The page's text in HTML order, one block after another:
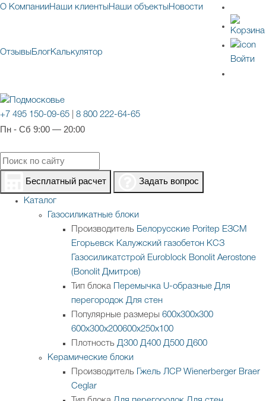
О КомпанииНаши клиентыНаши объектыНовости
ОтзывыБлогКалькулятор
Войти
+7 495 150-09-65 8 800 222-64-65
Пн - Сб 9:00 — 20:00
Бесплатный расчет Задать вопрос
Каталог
Газосиликатные блоки
Производитель Белорусские Poritep ЕЗСМ
Егорьевск Калужский газобетон КСЗ
Газосиликатстрой Euroblock Bonolit Aerostone
(Bonolit Дмитров)
Тип блока
Перемычка U-образные Для
перегородок Для стен
Популярные размеры 600х300х300
600х300х200600х250х100
Плотность Д300 Д400 Д500 Д600
Керамические блоки
Производитель
Гжель ЛСР Wienerberger Braer
Ceglar